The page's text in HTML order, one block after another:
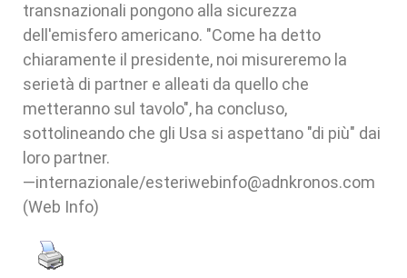
transnazionali pongono alla sicurezza
dell'emisfero americano. "Come ha detto
chiaramente il presidente, noi misureremo la
serietà di partner e alleati da quello che
metteranno sul tavolo", ha concluso,
sottolineando che gli Usa si aspettano "di più" dai
loro partner.
—internazionale/esteriwebinfo@adnkronos.com
(Web Info)